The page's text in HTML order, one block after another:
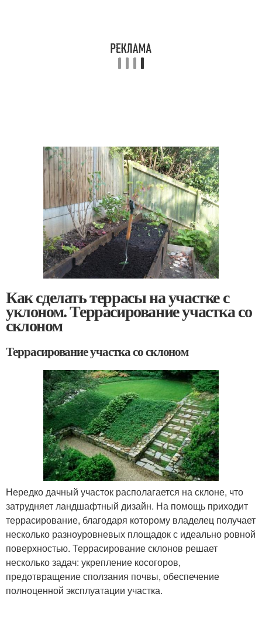
Как сделать террасы на участке с
уклоном. Террасирование участка со
склоном
Террасирование участка со склоном
Нередко дачный участок располагается на склоне, что
затрудняет ландшафтный дизайн. На помощь приходит
террасирование, благодаря которому владелец получает
несколько разноуровневых площадок с идеально ровной
поверхностью. Террасирование склонов решает
несколько задач: укрепление косогоров,
предотвращение сползания почвы, обеспечение
полноценной эксплуатации участка.